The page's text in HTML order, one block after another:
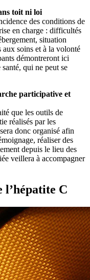
toit ni loi
des conditions de
en charge : difficultés
situation
soins et à la volonté
démontreront ici
qui ne peut se
participative et
que les outils de
réalisés par les
donc organisé afin
réaliser des
depuis le lieu des
veillera à accompagner
l’hépatite C